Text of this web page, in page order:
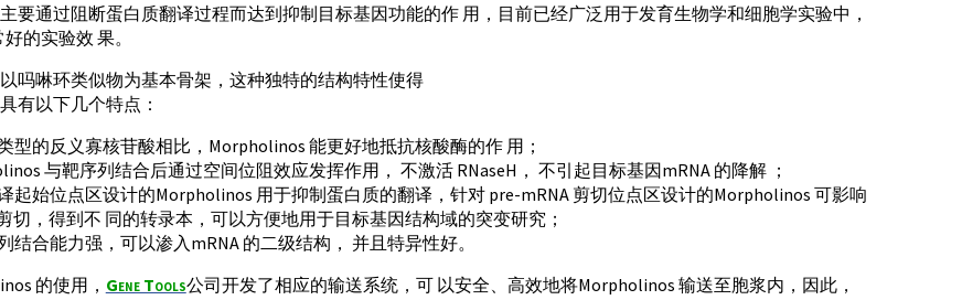
要通过阻断蛋白质翻译过程而达到抑制目标基因功能的作 用，目前已经广泛用于发育生物学和细胞学实验中，
的实验效 果。
吗啉环类似物为基本骨架，这种独特的结构特性使得
有以下几个特点：
型的反义寡核苷酸相比，Morpholinos 能更好地抵抗核酸酶的作 用；
与靶序列结合后通过空间位阻效应发挥作用， 不激活 RNaseH， 不引起目标基因mRNA 的降解 ；
起始位点区设计的Morpholinos 用于抑制蛋白质的翻译，针对 pre-mRNA 剪切位点区设计的Morpholinos 可影响
切，得到不 同的转录本，可以方便地用于目标基因结构域的突变研究；
结合能力强，可以渗入mRNA 的二级结构， 并且特异性好。
的使用， Gene Tools公司开发了相应的输送系统，可 以安全、高效地将Morpholinos 输送至胞浆内，因此，